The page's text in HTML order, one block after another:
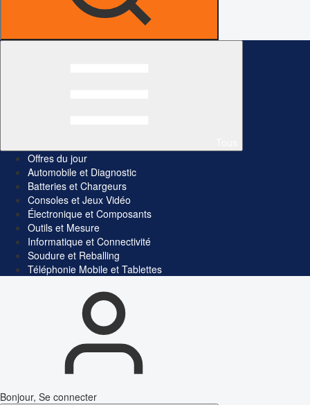
Offres du jour
Automobile et Diagnostic
Batteries et Chargeurs
Consoles et Jeux Vidéo
Électronique et Composants
Outils et Mesure
Informatique et Connectivité
Soudure et Reballing
Téléphonie Mobile et Tablettes
Bonjour, Se connecter